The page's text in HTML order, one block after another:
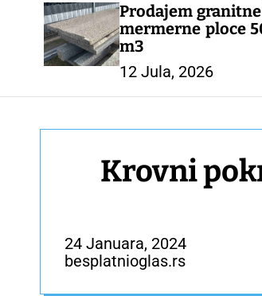
Prodajem
mermerne ploce
m3
12 Jula, 2026
Krovni
24 Januara, 2024
besplatnioglas.rs